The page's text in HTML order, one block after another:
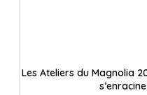
Les Ateliers du Magnolia